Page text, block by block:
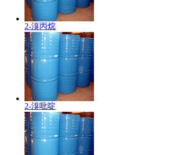
2-溴丙烷
2-溴吡啶